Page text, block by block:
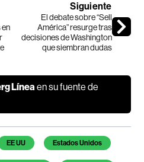
Siguiente
El debate sobre “Sell
América” resurge tras
decisiones de Washington
que siembran dudas
Líneaen su fuente de
EE UU Estados Unidos